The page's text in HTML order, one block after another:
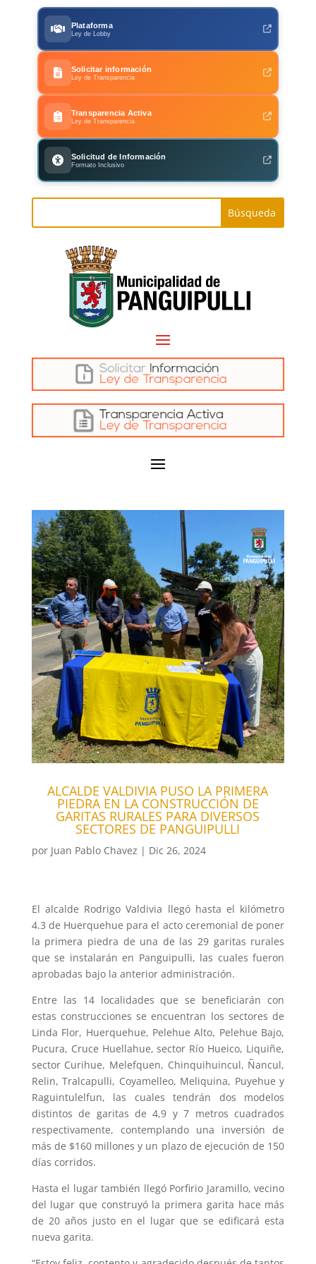
Plataforma
Ley de Lobby
Solicitar información
Ley de Transparencia
Transparencia Activa
Ley de Transparencia
Solicitud de Información
Formato Inclusivo
ALCALDE VALDIVIA PUSO LA PRIMERA
PIEDRA EN LA CONSTRUCCIÓN DE
GARITAS RURALES PARA DIVERSOS
SECTORES DE PANGUIPULLI
por Juan Pablo Chavez | Dic 26, 2024
El alcalde Rodrigo Valdivia llegó hasta el kilómetro
4.3 de Huerquehue para el acto ceremonial de poner
la primera piedra de una de las 29 garitas rurales
que se instalarán en Panguipulli, las cuales fueron
aprobadas bajo la anterior administración.
Entre las 14 localidades que se beneficiarán con
estas construcciones se encuentran los sectores de
Linda Flor, Huerquehue, Pelehue Alto, Pelehue Bajo,
Pucura, Cruce Huellahue, sector Río Hueico, Liquiñe,
sector Curihue, Melefquen, Chinquihuincul, Ñancul,
Relin, Tralcapulli, Coyamelleo, Meliquina, Puyehue y
Raguintulelfun, las cuales tendrán dos modelos
distintos de garitas de 4,9 y 7 metros cuadrados
respectivamente, contemplando una inversión de
más de $160 millones y un plazo de ejecución de 150
días corridos.
Hasta el lugar también llegó Porfirio Jaramillo, vecino
del lugar que construyó la primera garita hace más
de 20 años justo en el lugar que se edificará esta
nueva garita.